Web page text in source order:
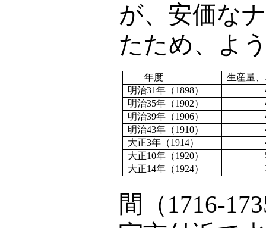
が、安価な
たため、よ
年度
生産量
明治31年（1898）
明治35年（1902）
明治39年（1906）
明治43年（1910）
大正3年（1914）
大正10年（1920）
大正14年（1924）
間（1716-